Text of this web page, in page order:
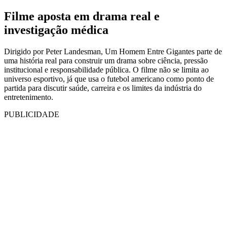
Filme aposta em drama real e
investigação médica
Dirigido por Peter Landesman, Um Homem Entre Gigantes parte de
uma história real para construir um drama sobre ciência, pressão
institucional e responsabilidade pública. O filme não se limita ao
universo esportivo, já que usa o futebol americano como ponto de
partida para discutir saúde, carreira e os limites da indústria do
entretenimento.
PUBLICIDADE